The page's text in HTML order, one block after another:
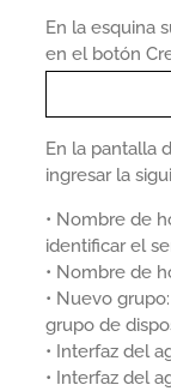
En la esquina
en el botón
En la pantalla
ingresar la
• Nombre de
identificar el
• Nombre de
• Nuevo
grupo de
• Interfaz del
• Interfaz del